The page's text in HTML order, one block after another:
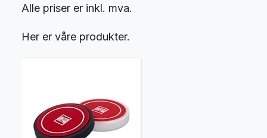
Alle priser er inkl. mva.
Her er våre produkter.